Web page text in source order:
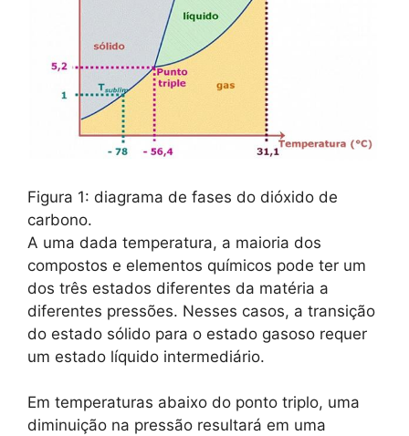
Figura 1: diagrama de fases do dióxido de
carbono.
A uma dada temperatura, a maioria dos
compostos e elementos químicos pode ter um
dos três estados diferentes da matéria a
diferentes pressões. Nesses casos, a transição
do estado sólido para o estado gasoso requer
um estado líquido intermediário.
Em temperaturas abaixo do ponto triplo, uma
diminuição na pressão resultará em uma